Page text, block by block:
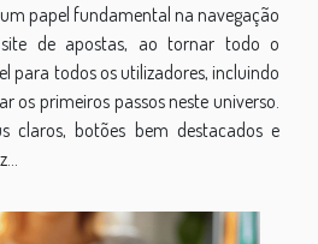
papel fundamental na navegação
de apostas, ao tornar todo o
para todos os utilizadores, incluindo
os primeiros passos neste universo.
claros, botões bem destacados e